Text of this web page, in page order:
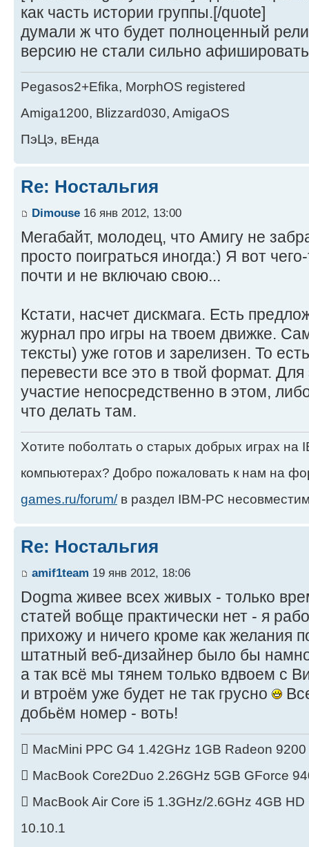
как часть истории группы.[/quote]
думали ж что будет полноценный
версию не стали сильно
Pegasos2+Efika, MorphOS registered
Amiga1200, Blizzard030, AmigaOS
ПэЦэ, вЕнда
Re: Ностальгия
Dimouse 16 янв 2012, 13:00
Мегабайт, молодец, что Амигу не
просто поиграться иногда:) Я вот
почти и не включаю свою...
Кстати, насчет дискмага. Есть
журнал про игры на твоем движке.
тексты) уже готов и зарелизен. То
перевести все это в твой формат.
участие непосредственно в этом,
что делать там.
Хотите поболтать о старых добрых играх на
компьютерах? Добро пожаловать к нам на
games.ru/forum/в раздел IBM-PC
Re: Ностальгия
amif1team 19 янв 2012, 18:06
Dogma живее всех живых - только
статей вобще практически нет - я
прихожу и ничего кроме как желания
штатный веб-дизайнер было бы
а так всё мы тянем только вдвоем с
и втроём уже будет не так грусно
добьём номер - воть!
 MacMini PPC G4 1.42GHz 1GB Radeon
 MacBook Core2Duo 2.26GHz 5GB GForce
 MacBook Air Core i5 1.3GHz/2.6GHz 4GB
10.10.1